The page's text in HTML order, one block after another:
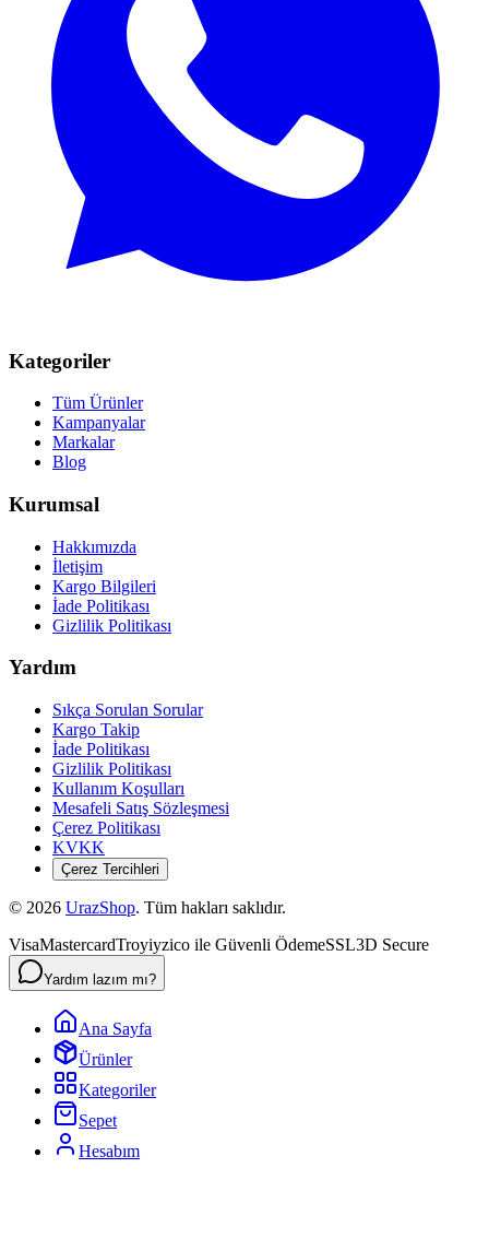
Kategoriler
Tüm Ürünler
Kampanyalar
Markalar
Blog
Kurumsal
Hakkımızda
İletişim
Kargo Bilgileri
İade Politikası
Gizlilik Politikası
Yardım
Sıkça Sorulan Sorular
Kargo Takip
İade Politikası
Gizlilik Politikası
Kullanım Koşulları
Mesafeli Satış Sözleşmesi
Çerez Politikası
KVKK
Çerez Tercihleri
© 2026 UrazShop. Tüm hakları saklıdır.
VisaMastercardTroyiyzico ile Güvenli ÖdemeSSL3D Secure
Yardım lazım mı?
Ana Sayfa
Ürünler
Kategoriler
Sepet
Hesabım